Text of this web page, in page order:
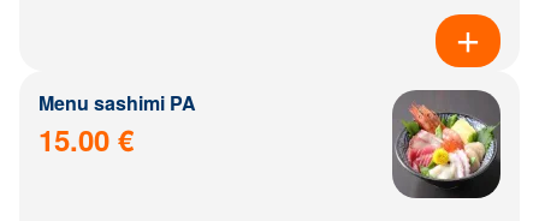
Menu sashimi PA
15.00 €